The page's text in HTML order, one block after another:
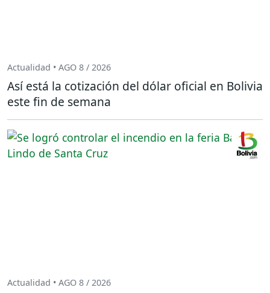
Actualidad • AGO 8 / 2026
Así está la cotización del dólar oficial en Bolivia
este fin de semana
Actualidad • AGO 8 / 2026